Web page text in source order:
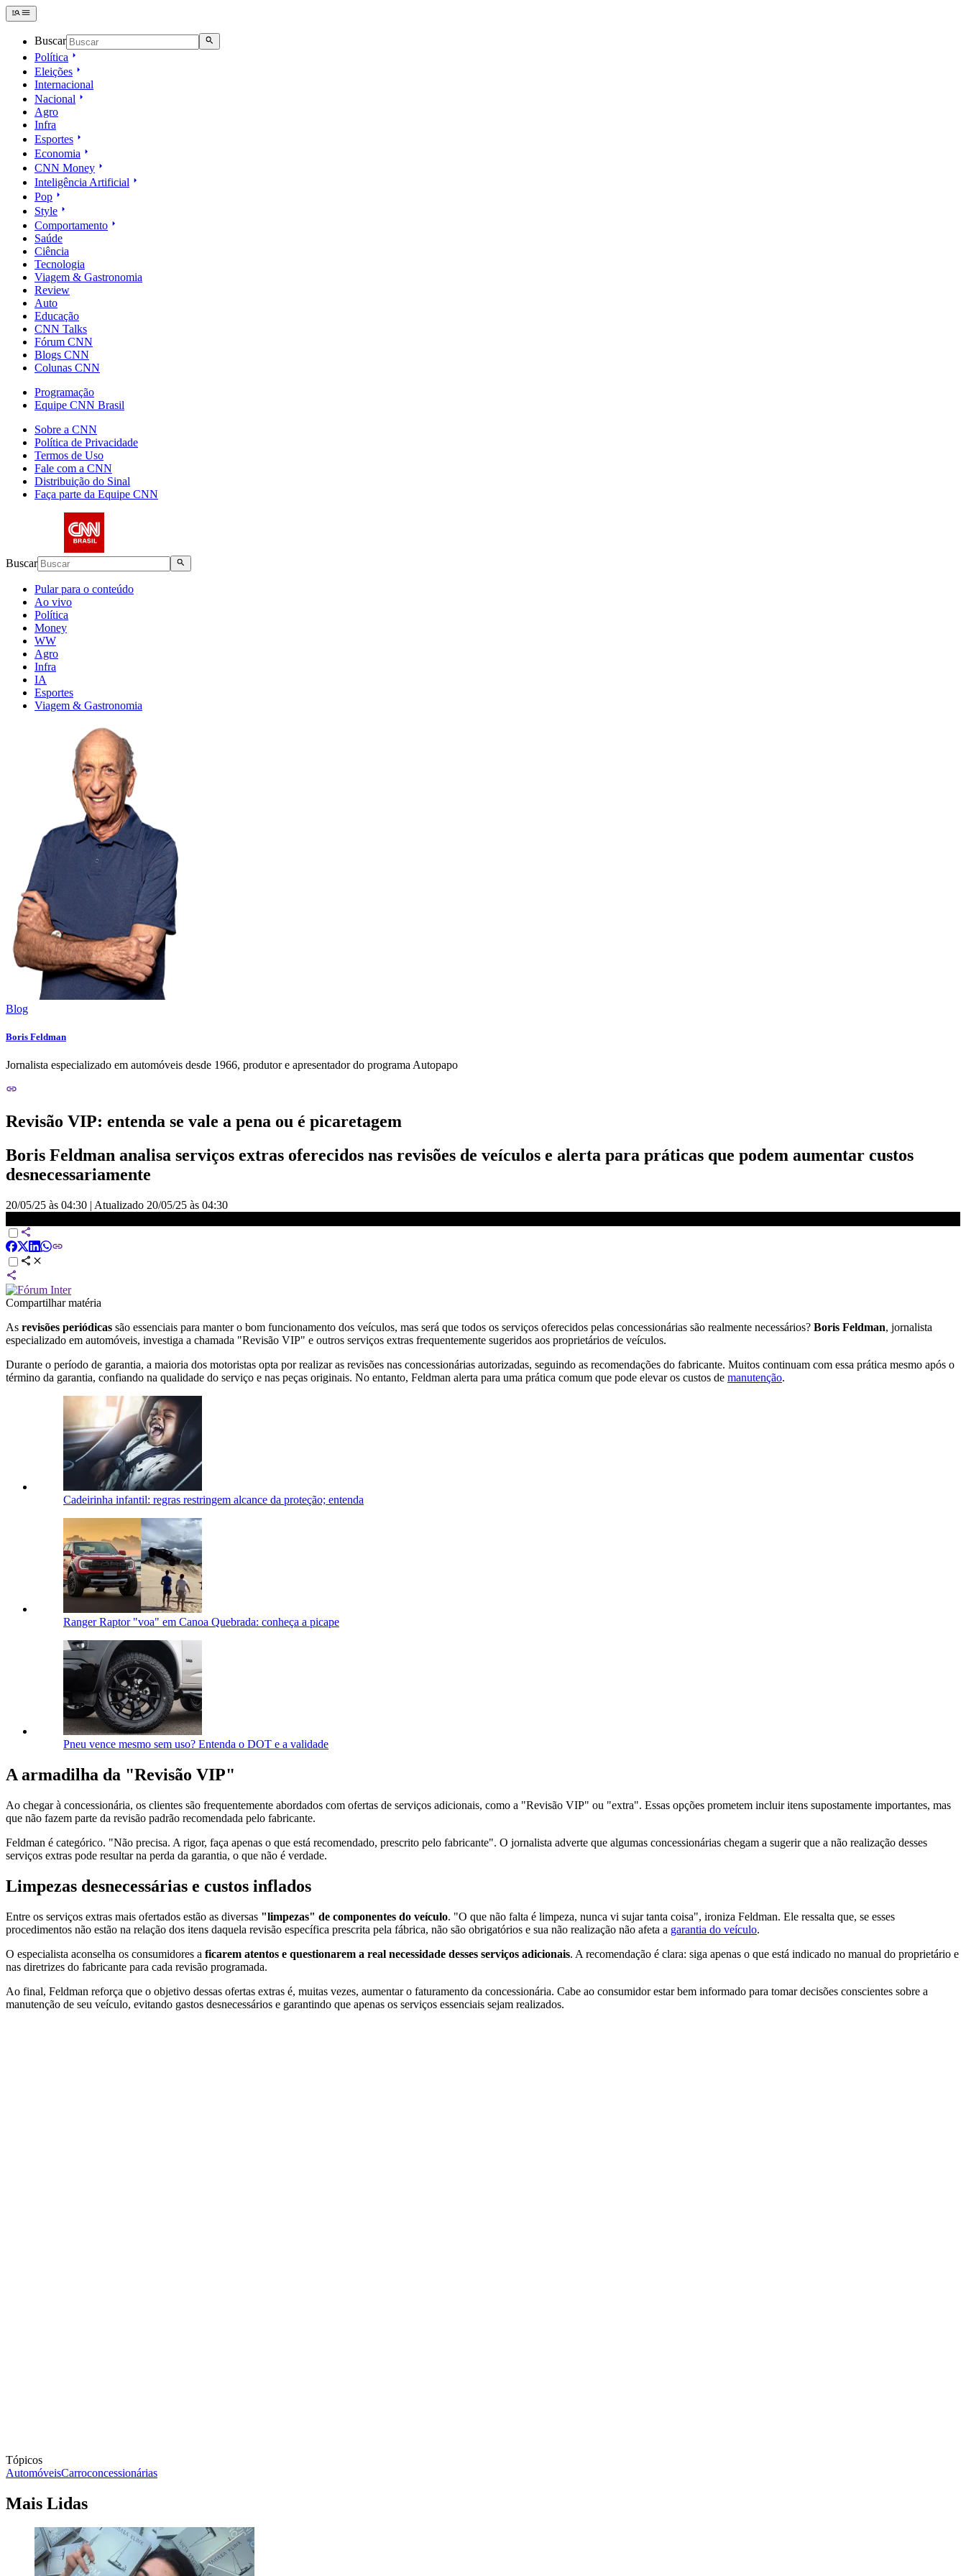
Buscar
Política
Eleições
Internacional
Nacional
Agro
Infra
Esportes
Economia
CNN Money
Inteligência Artificial
Pop
Style
Comportamento
Saúde
Ciência
Tecnologia
Viagem & Gastronomia
Review
Auto
Educação
CNN Talks
Fórum CNN
Blogs CNN
Colunas CNN
Programação
Equipe CNN Brasil
Sobre a CNN
Política de Privacidade
Termos de Uso
Fale com a CNN
Distribuição do Sinal
Faça parte da Equipe CNN
Buscar
Pular para o conteúdo
Ao vivo
Política
Money
WW
Agro
Infra
IA
Esportes
Viagem & Gastronomia
Blog
Boris Feldman
Jornalista especializado em automóveis desde 1966, produtor e apresentador do programa Autopapo
Revisão VIP: entenda se vale a pena ou é picaretagem
Boris Feldman analisa serviços extras oferecidos nas revisões de veículos e alerta para práticas que podem aumentar custos
desnecessariamente
20/05/25 às 04:30 | Atualizado 20/05/25 às 04:30
Compartilhar matéria
As revisões periódicas são essenciais para manter o bom funcionamento dos veículos, mas será que todos os serviços oferecidos pelas concessionárias são realmente necessários? Boris Feldman, jornalista
especializado em automóveis, investiga a chamada "Revisão VIP" e outros serviços extras frequentemente sugeridos aos proprietários de veículos.
Durante o período de garantia, a maioria dos motoristas opta por realizar as revisões nas concessionárias autorizadas, seguindo as recomendações do fabricante. Muitos continuam com essa prática mesmo após o
término da garantia, confiando na qualidade do serviço e nas peças originais. No entanto, Feldman alerta para uma prática comum que pode elevar os custos de manutenção.
Cadeirinha infantil: regras restringem alcance da proteção; entenda
Ranger Raptor "voa" em Canoa Quebrada: conheça a picape
Pneu vence mesmo sem uso? Entenda o DOT e a validade
A armadilha da "Revisão VIP"
Ao chegar à concessionária, os clientes são frequentemente abordados com ofertas de serviços adicionais, como a "Revisão VIP" ou "extra". Essas opções prometem incluir itens supostamente importantes, mas
que não fazem parte da revisão padrão recomendada pelo fabricante.
Feldman é categórico. "Não precisa. A rigor, faça apenas o que está recomendado, prescrito pelo fabricante". O jornalista adverte que algumas concessionárias chegam a sugerir que a não realização desses
serviços extras pode resultar na perda da garantia, o que não é verdade.
Limpezas desnecessárias e custos inflados
Entre os serviços extras mais ofertados estão as diversas "limpezas" de componentes do veículo. "O que não falta é limpeza, nunca vi sujar tanta coisa", ironiza Feldman. Ele ressalta que, se esses
procedimentos não estão na relação dos itens daquela revisão específica prescrita pela fábrica, não são obrigatórios e sua não realização não afeta a garantia do veículo.
O especialista aconselha os consumidores a ficarem atentos e questionarem a real necessidade desses serviços adicionais. A recomendação é clara: siga apenas o que está indicado no manual do proprietário e
nas diretrizes do fabricante para cada revisão programada.
Ao final, Feldman reforça que o objetivo dessas ofertas extras é, muitas vezes, aumentar o faturamento da concessionária. Cabe ao consumidor estar bem informado para tomar decisões conscientes sobre a
manutenção de seu veículo, evitando gastos desnecessários e garantindo que apenas os serviços essenciais sejam realizados.
Tópicos
AutomóveisCarroconcessionárias
Mais Lidas